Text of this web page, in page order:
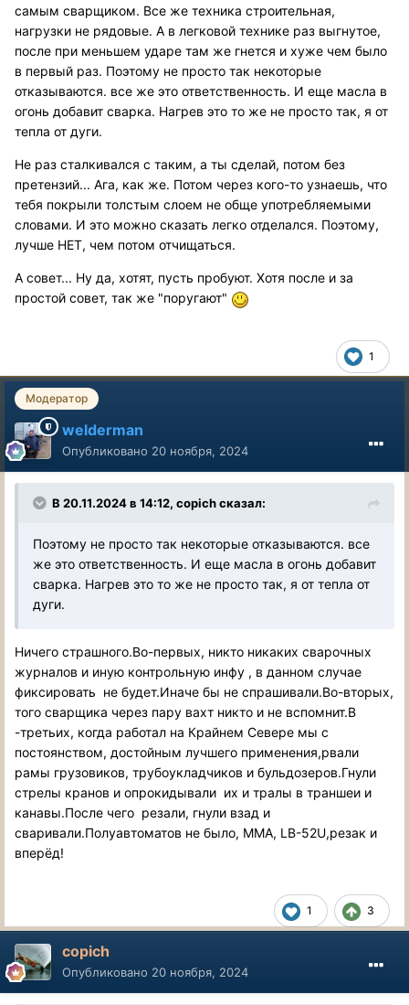
самым сварщиком. Все же техника строительная,
нагрузки не рядовые. А в легковой технике раз выгнутое,
после при меньшем ударе там же гнется и хуже чем было
в первый раз. Поэтому не просто так некоторые
отказываются. все же это ответственность. И еще масла в
огонь добавит сварка. Нагрев это то же не просто так, я от
тепла от дуги.
Не раз сталкивался с таким, а ты сделай, потом без
претензий... Ага, как же. Потом через кого-то узнаешь, что
тебя покрыли толстым слоем не обще употребляемыми
словами. И это можно сказать легко отделался. Поэтому,
лучше НЕТ, чем потом отчищаться.
А совет... Ну да, хотят, пусть пробуют. Хотя после и за
простой совет, так же "поругают"
1
Модератор
welderman
Опубликовано 20 ноября, 2024
В 20.11.2024 в 14:12, copichсказал:
Поэтому не просто так некоторые отказываются. все
же это ответственность. И еще масла в огонь добавит
сварка. Нагрев это то же не просто так, я от тепла от
дуги.
Ничего страшного.Во-первых, никто никаких сварочных
журналов и иную контрольную инфу , в данном случае
фиксировать не будет.Иначе бы не спрашивали.Во-вторых,
того сварщика через пару вахт никто и не вспомнит.В
-третьих, когда работал на Крайнем Севере мы с
постоянством, достойным лучшего применения,рвали
рамы грузовиков, трубоукладчиков и бульдозеров.Гнули
стрелы кранов и опрокидывали их и тралы в траншеи и
канавы.После чего резали, гнули взад и
сваривали.Полуавтоматов не было, ММА, LB-52U,резак и
вперёд!
1 3
copich
Опубликовано 20 ноября, 2024